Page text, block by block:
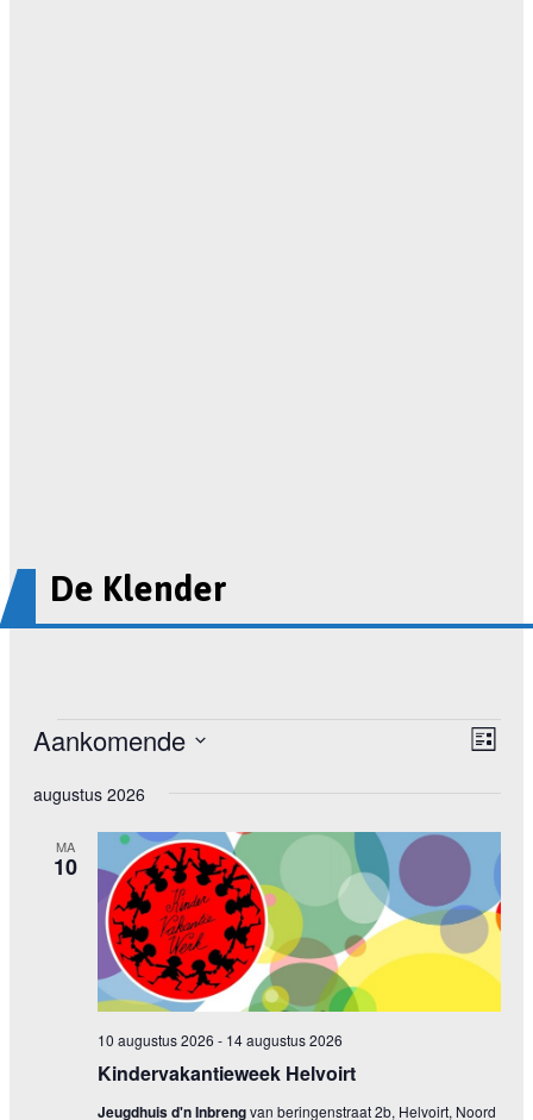
De Klender